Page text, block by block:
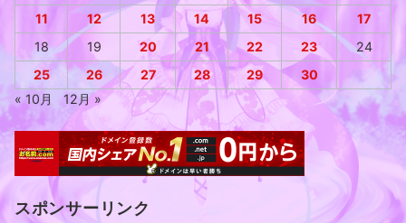
11
12 13 14 15 16
17
18
19 20 21 22 23
24
25
26 27 28 29
30
« 10月
12月 »
スポンサーリンク